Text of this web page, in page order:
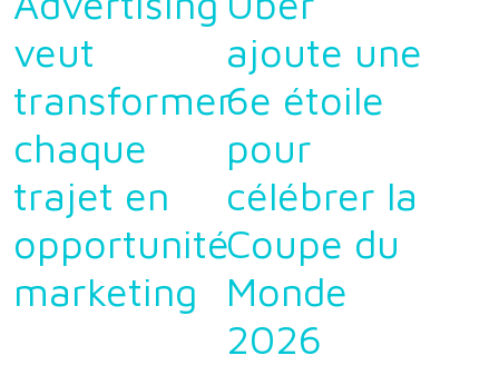
veut
transformer
chaque
trajet en
opportunité
marketing
ajoute une
6e étoile
pour
célébrer la
Coupe du
Monde
2026